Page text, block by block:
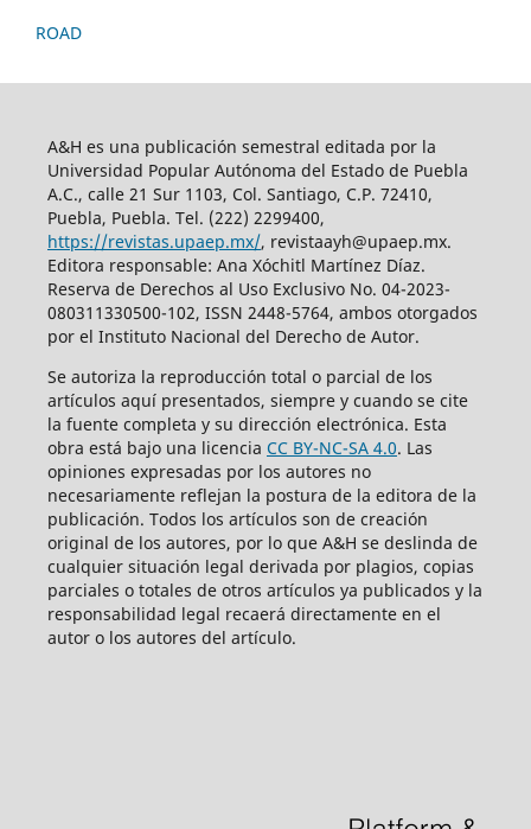
ROAD
A&H es una publicación semestral editada por la
Universidad Popular Autónoma del Estado de Puebla
A.C., calle 21 Sur 1103, Col. Santiago, C.P. 72410,
Puebla, Puebla. Tel. (222) 2299400,
https://revistas.upaep.mx/, revistaayh@upaep.mx.
Editora responsable: Ana Xóchitl Martínez Díaz.
Reserva de Derechos al Uso Exclusivo No. 04-2023-
080311330500-102, ISSN 2448-5764, ambos otorgados
por el Instituto Nacional del Derecho de Autor.
Se autoriza la reproducción total o parcial de los
artículos aquí­ presentados, siempre y cuando se cite
la fuente completa y su dirección electrónica. Esta
obra está bajo una licencia CC BY-NC-SA 4.0. Las
opiniones expresadas por los autores no
necesariamente reflejan la postura de la editora de la
publicación. Todos los artículos son de creación
original de los autores, por lo que A&H se deslinda de
cualquier situación legal derivada por plagios, copias
parciales o totales de otros artículos ya publicados y la
responsabilidad legal recaerá directamente en el
autor o los autores del artículo.